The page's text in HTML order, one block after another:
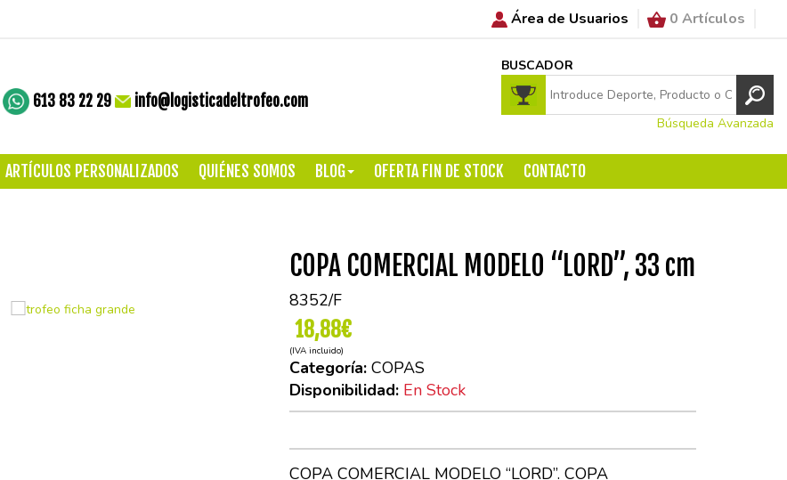
Área de Usuarios 0 Artículos
613 83 22 29 info@logisticadeltrofeo.com
BUSCADOR
Búsqueda Avanzada
ARTÍCULOS PERSONALIZADOS QUIÉNES SOMOS BLOG OFERTA FIN DE STOCK CONTACTO
COPA COMERCIAL MODELO “LORD”, 33 cm
8352/F
18,88€
(IVA incluido)
Categoría: COPAS
Disponibilidad: En Stock
COPA COMERCIAL MODELO “LORD”. COPA